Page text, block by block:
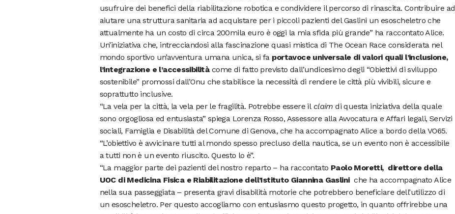
usufruire dei benefici della riabilitazione robotica e condividere il percorso di rinascita. Contribuire ad
aiutare una struttura sanitaria ad acquistare per i piccoli pazienti del Gaslini un esoscheletro che
attualmente ha un costo di circa 200mila euro è oggi la mia sfida più grande” ha raccontato Alice.
Un’iniziativa che, intrecciandosi alla fascinazione quasi mistica di The Ocean Race considerata nel
mondo sportivo un’avventura umana unica, si fa portavoce universale di valori quali l’inclusione,
l’integrazione e l’accessibilità come di fatto previsto dall’undicesimo degli “Obiettivi di sviluppo
sostenibile” promossi dall’Onu che stabilisce la necessità di rendere le città più vivibili, sicure e
soprattutto inclusive.
“La vela per la città, la vela per le fragilità. Potrebbe essere il claim di questa iniziativa della quale
sono orgogliosa ed entusiasta” spiega Lorenza Rosso, Assessore alla Avvocatura e Affari legali, Servizi
sociali, Famiglia e Disabilità del Comune di Genova, che ha accompagnato Alice a bordo della VO65.
“L’obiettivo è avvicinare tutti al mondo spesso precluso della nautica, se un evento non è accessibile
a tutti non è un evento riuscito. Questo lo è”.
“La maggior parte dei pazienti del nostro reparto – ha raccontato Paolo Moretti, direttore della
UOC di Medicina Fisica e Riabilitazione dell’Istituto Giannina Gasliniche ha accompagnato Alice
nella sua passeggiata – presenta gravi disabilità motorie che potrebbero beneficiare dell’utilizzo di
un esoscheletro. Per questo accogliamo con entusiasmo questo progetto, in quanto offrirebbe una